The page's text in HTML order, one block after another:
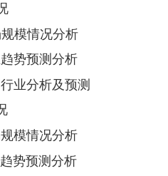
模情况分析
势预测分析
业分析及预测
模情况分析
势预测分析